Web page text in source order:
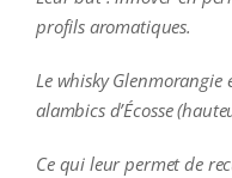
profils aromatiques.
Le whisky Glenmorangie
alambics d’Écosse
Ce qui leur permet de